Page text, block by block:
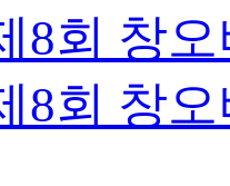
8회 창
8회 창